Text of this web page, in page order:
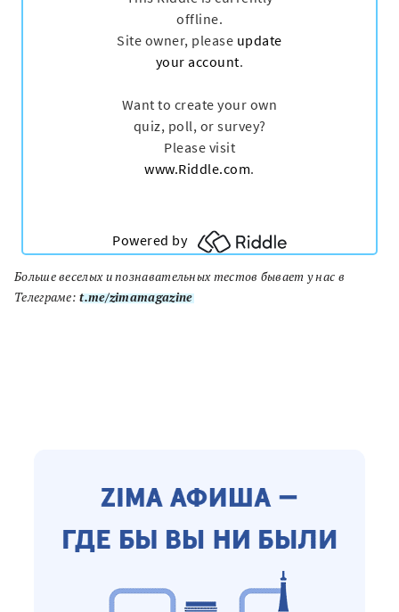
Больше веселых и познавательных тестов бывает у нас в
Телеграме: t.me/zimamagazine